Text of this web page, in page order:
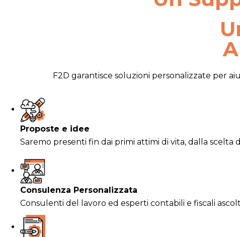
F2D garantisce soluzioni personalizzate per
Proposte e idee
Saremo presenti fin dai primi attimi di vita, dalla
Consulenza Personalizzata
Consulenti del lavoro ed esperti contabili e fiscali